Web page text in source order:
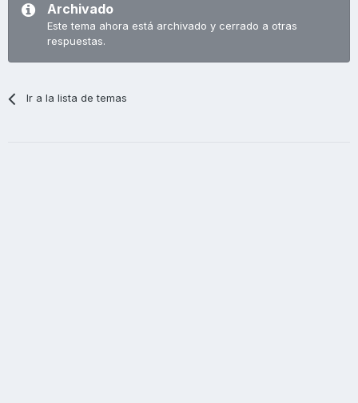
Archivado
Este tema ahora está archivado y cerrado a otras
respuestas.
Ir a la lista de temas